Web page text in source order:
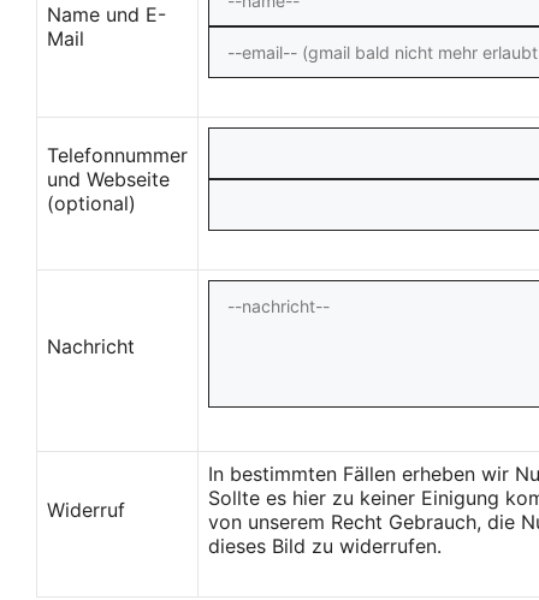
Name und E-
Mail
Telefonnummer
und Webseite
(optional)
Nachricht
Widerruf
In bestimmten Fällen erheben wir
Sollte es hier zu keiner Einigung
von unserem Recht Gebrauch, die
dieses Bild zu widerrufen.